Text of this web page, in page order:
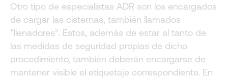
Otro tipo de especialistas ADR son los encargados
de cargar las cisternas, también llamados
“llenadores”. Estos, además de estar al tanto de
las medidas de seguridad propias de dicho
procedimiento, también deberán encargarse de
mantener visible el etiquetaje correspondiente. En